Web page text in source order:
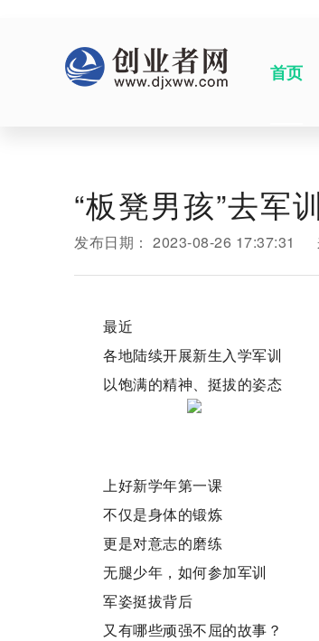
首页
“板凳男孩”去军
发布日期： 2023-08-26 17:37:31
最近
各地陆续开展新生入学军训
以饱满的精神、挺拔的姿态
上好新学年第一课
不仅是身体的锻炼
更是对意志的磨练
无腿少年，如何参加军训
军姿挺拔背后
又有哪些顽强不屈的故事？